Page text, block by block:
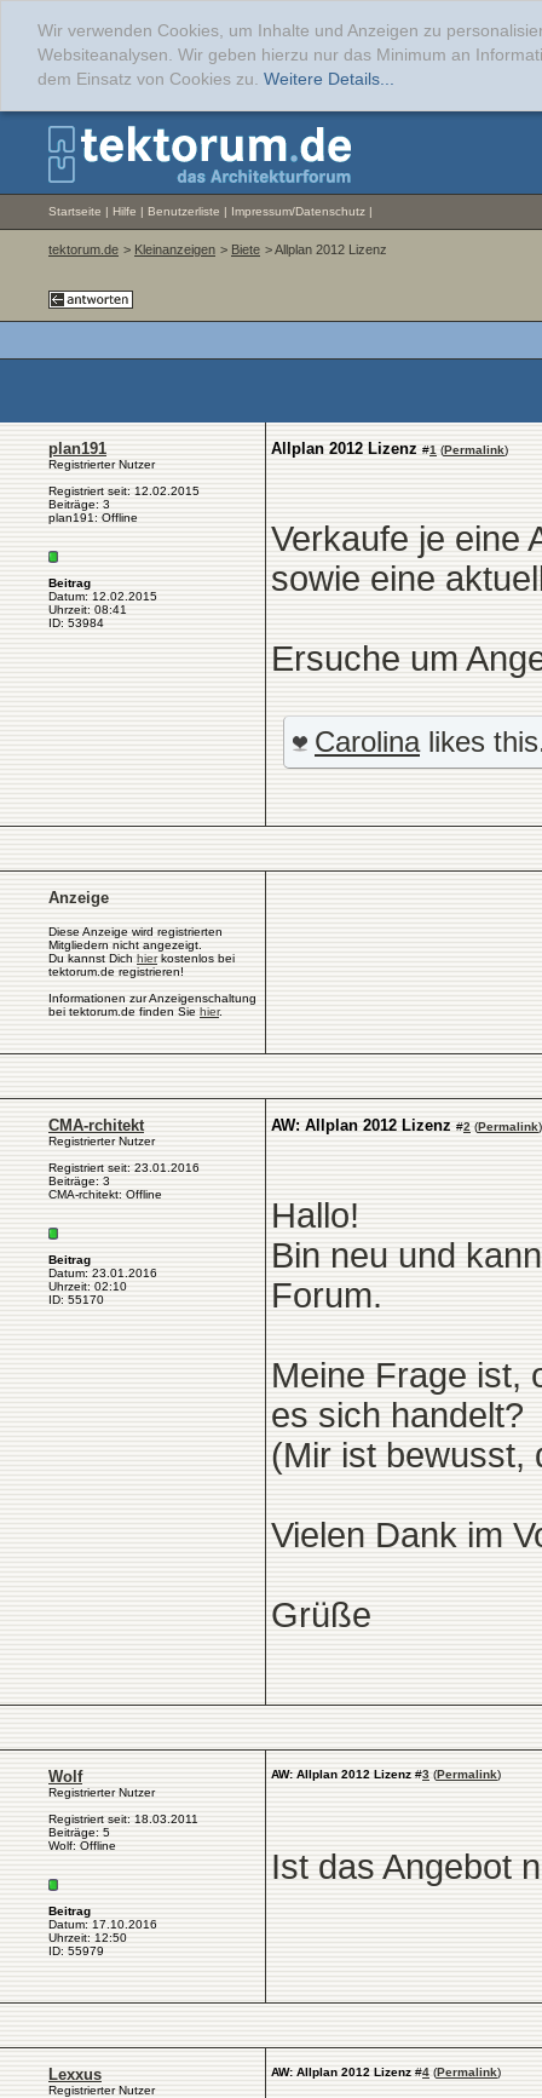
Wir verwenden Cookies, um Inhalte und Anzeigen zu
Websiteanalysen. Wir geben hierzu nur das Minimum an
dem Einsatz von Cookies zu. Weitere Details...
Startseite | Hilfe | Benutzerliste | Impressum/Datenschutz |
tektorum.de > Kleinanzeigen > Biete > Allplan 2012 Lizenz
plan191
Registrierter Nutzer
Registriert seit: 12.02.2015
Beiträge: 3
plan191: Offline
Beitrag
Datum: 12.02.2015
Uhrzeit: 08:41
ID: 53984
Allplan 2012 Lizenz #1 (Permalink)
Verkaufe je eine
sowie eine
Ersuche um
Carolinalikes
Anzeige
Diese Anzeige wird registrierten
Mitgliedern nicht angezeigt.
Du kannst Dich hierkostenlos bei
tektorum.de registrieren!
Informationen zur Anzeigenschaltung
bei tektorum.de finden Sie hier.
CMA-rchitekt
Registrierter Nutzer
Registriert seit: 23.01.2016
Beiträge: 3
CMA-rchitekt: Offline
Beitrag
Datum: 23.01.2016
Uhrzeit: 02:10
ID: 55170
AW: Allplan 2012 Lizenz #2 (Permalink)
Hallo!
Bin neu und
Forum.
Meine Frage ist,
es sich handelt?
(Mir ist bewusst,
Vielen Dank im
Grüße
Wolf
Registrierter Nutzer
Registriert seit: 18.03.2011
Beiträge: 5
Wolf: Offline
Beitrag
Datum: 17.10.2016
Uhrzeit: 12:50
ID: 55979
AW: Allplan 2012 Lizenz #3 (Permalink)
Ist das Angebot
Lexxus
Registrierter Nutzer
AW: Allplan 2012 Lizenz #4 (Permalink)